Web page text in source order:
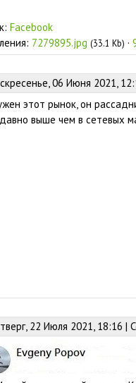
Facebook
7279895.jpg (33.1 Kb) ·
06 Июня 2021,
этот рынок, он
выше чем в сетевых
22 Июля 2021, 18:16 |